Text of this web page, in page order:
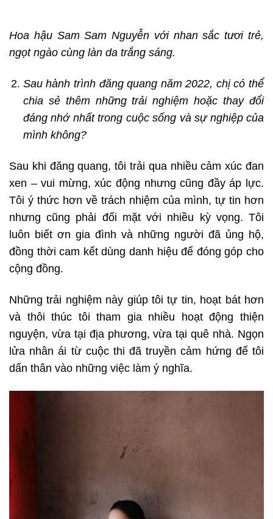
Hoa hậu Sam Sam Nguyễn với nhan sắc tươi trẻ,
ngọt ngào cùng làn da trắng sáng.
Sau hành trình đăng quang năm 2022, chị có thể
chia sẻ thêm những trải nghiệm hoặc thay đổi
đáng nhớ nhất trong cuộc sống và sự nghiệp của
mình không?
Sau khi đăng quang, tôi trải qua nhiều cảm xúc đan
xen – vui mừng, xúc động nhưng cũng đầy áp lực.
Tôi ý thức hơn về trách nhiệm của mình, tự tin hơn
nhưng cũng phải đối mặt với nhiều kỳ vọng. Tôi
luôn biết ơn gia đình và những người đã ủng hộ,
đồng thời cam kết dùng danh hiệu để đóng góp cho
cộng đồng.
Những trải nghiệm này giúp tôi tự tin, hoạt bát hơn
và thôi thúc tôi tham gia nhiều hoạt động thiện
nguyện, vừa tại địa phương, vừa tại quê nhà. Ngọn
lửa nhân ái từ cuộc thi đã truyền cảm hứng để tôi
dấn thân vào những việc làm ý nghĩa.